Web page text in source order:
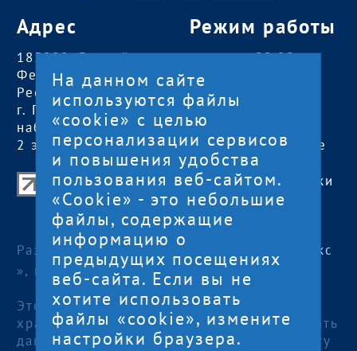
Адрес
185000, Российская
Федерация,
Республика Карелия
г. Петрозаводск,
наб. Гюллинга, 11 /
2 этаж, офис 2
Режим работы
пн — чт:09:00 —
18:00
пт:09:00 — 17:00
обед с 13:00 до
14:00
сб, вс— выходные
Центр поддержки экспорта Республики
Карелия
© 2012—2024
Разработка и поддержка сайта — «
Артлекс
», г. Петрозаводск
Этот сайт использует файлы cookies для
хранения данных. Продолжая использовать
данный сайт, Вы даете согласие на работу
На данном сайте
используются файлы
«cookie» с целью
персонализации сервисов
и повышения удобства
пользования веб-сайтом.
«Cookie» - это небольшие
файлы, содержащие
информацию о
предыдущих посещениях
веб-сайта. Если вы не
хотите использовать
файлы «cookie», измените
настройки браузера.